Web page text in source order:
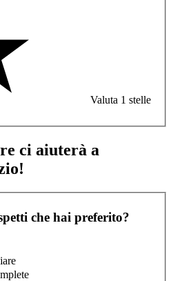
Valuta 1 stelle
ci aiuterà a
che hai preferito?